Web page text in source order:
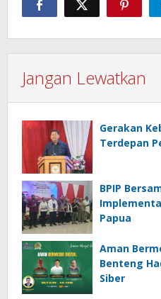
Jangan Lewatkan
Gerakan
Terdepan
BPIP
Papua
Aman
Benteng
Siber